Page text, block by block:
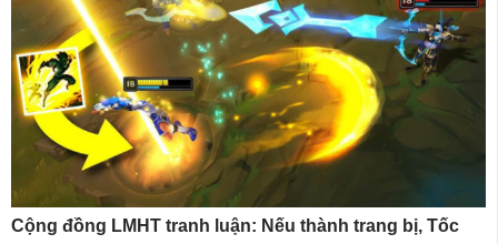
Cộng đồng LMHT tranh luận: Nếu thành trang bị, Tốc